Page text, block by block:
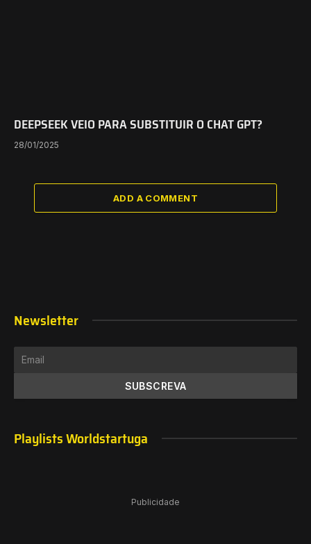
DEEPSEEK VEIO PARA SUBSTITUIR O CHAT GPT?
28/01/2025
ADD A COMMENT
Newsletter
Playlists Worldstartuga
Publicidade